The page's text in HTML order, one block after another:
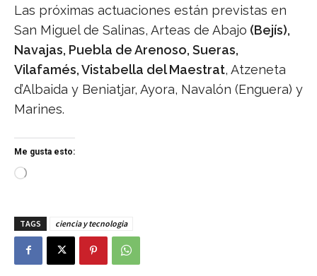
Las próximas actuaciones están previstas en
San Miguel de Salinas, Arteas de Abajo (Bejís),
Navajas, Puebla de Arenoso, Sueras,
Vilafamés, Vistabella del Maestrat, Atzeneta
d’Albaida y Beniatjar, Ayora, Navalón (Enguera) y
Marines.
Me gusta esto:
C
a
n
d
o
TAGS ciencia y tecnologia